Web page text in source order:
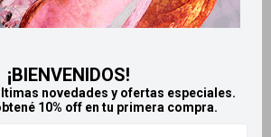
¡BIENVENIDOS!
novedades y ofertas especiales.
10% off en tu primera compra.